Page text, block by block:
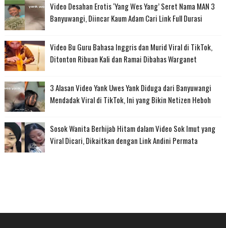
Video Desahan Erotis ‘Yang Wes Yang’ Seret Nama MAN 3
Banyuwangi, Diincar Kaum Adam Cari Link Full Durasi
Video Bu Guru Bahasa Inggris dan Murid Viral di TikTok,
Ditonton Ribuan Kali dan Ramai Dibahas Warganet
3 Alasan Video Yank Uwes Yank Diduga dari Banyuwangi
Mendadak Viral di TikTok, Ini yang Bikin Netizen Heboh
Sosok Wanita Berhijab Hitam dalam Video Sok Imut yang
Viral Dicari, Dikaitkan dengan Link Andini Permata